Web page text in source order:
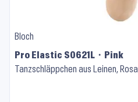
Bloch
Pro Elastic S0621L ⬝ Pink
Tanzschläppchen aus Leinen, Rosa